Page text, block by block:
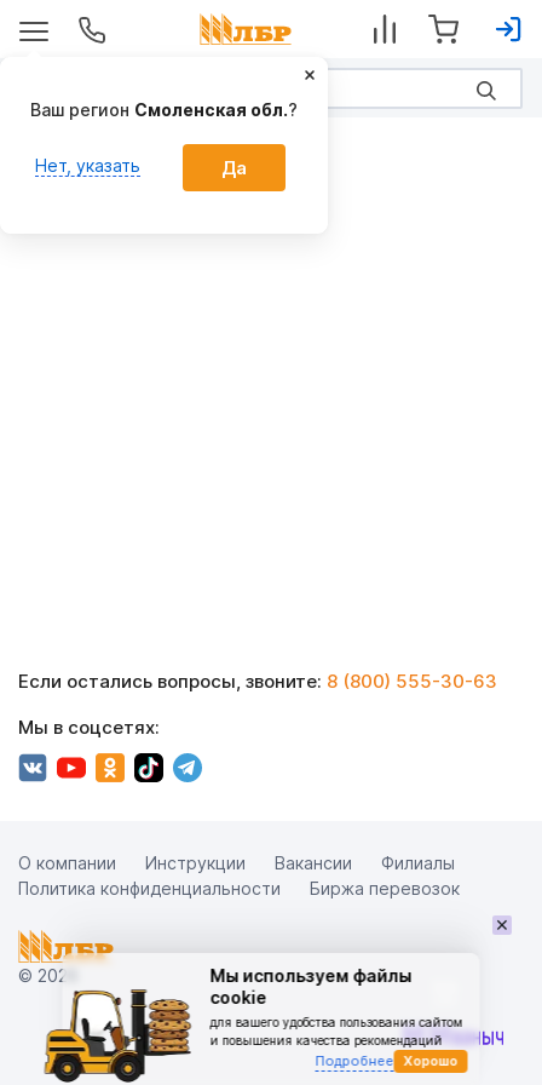
Мы используем файлы
cookie
для вашего удобства пользования сайтом
и повышения качества рекомендаций
Подробнее Хорошо
Если остались вопросы, звоните: 8 (800) 555-30-63
Мы в соцсетях:
© 2026
О компании Инструкции Вакансии
Филиалы
Политика конфиденциальности
Биржа перевозок
×
Ваш регион Смоленская обл.?
Нет, указать Да